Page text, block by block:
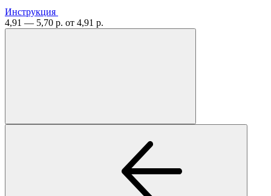
Инструкция
4,91 — 5,70 р. от 4,91 р.